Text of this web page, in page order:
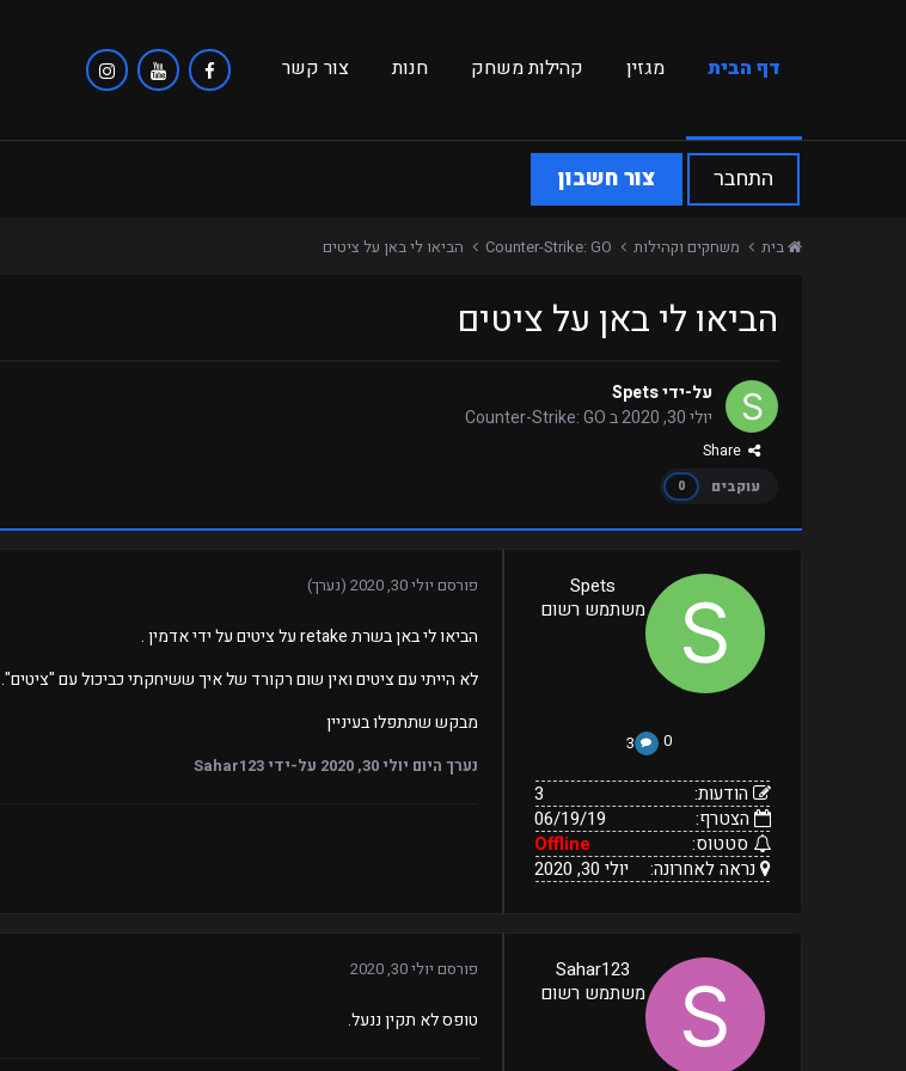
דף הבית מגזין קהילות משחק חנות צור קשר
התחבר צור חשבון
בית משחקים וקהילות Counter-Strike: GO הביאו לי באן על ציטים
הביאו לי באן על ציטים
על-ידיSpets
יולי 30, 2020
בCounter-Strike: GO
עוקבים
0
הודעות:
הצטרף:
סטטוס:
Offline
נראה
לאחרונה:
יולי
Spets
משתמש רשום
0
3
הודעות:
3
הצטרף:
06/19/19
סטטוס:
Offline
נראה לאחרונה:
יולי 30, 2020
פורסם יולי 30, 2020 (נערך)
הביאו לי באן בשרת retake על ציטים על ידי אדמין .
לא הייתי עם ציטים ואין שום רקורד של איך ששיחקתי כביכול עם "ציטים".
מבקש שתתפלו בעיניין
נערך היום יולי 30, 2020 על-ידי Sahar123
הודעות:
הצטרף:
סטטוס:
Offline
נראה
לאחרונה:
אוגוסט
Sahar123
משתמש רשום
פורסם יולי 30, 2020
טופס לא תקין ננעל.